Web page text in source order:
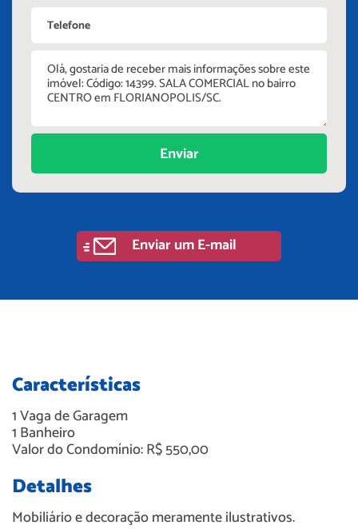
Enviar
Enviar um E-mail
Características
1Vaga de Garagem
1 Banheiro
Valor do Condomínio: R$ 550,00
Detalhes
Mobiliário e decoração meramente ilustrativos.